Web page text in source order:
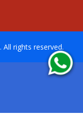
. All rights reserved.